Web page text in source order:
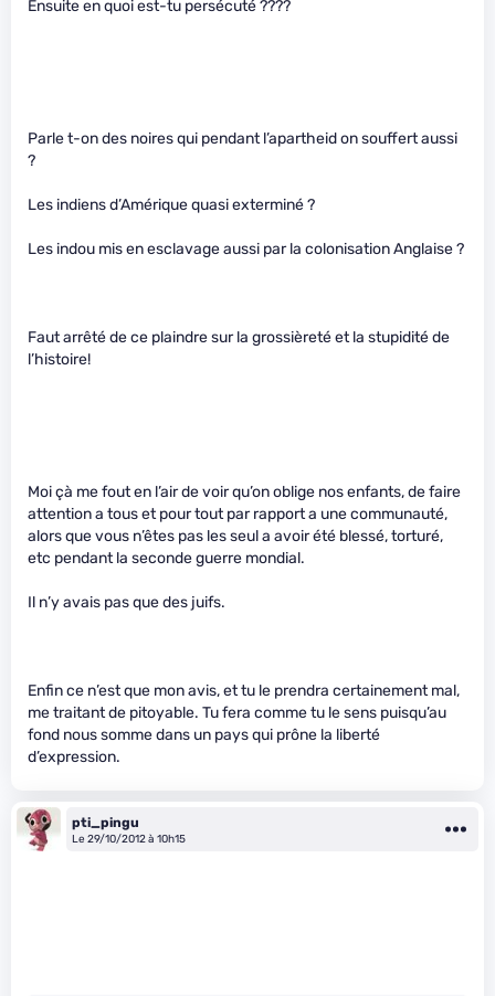
Ensuite en quoi est-tu persécuté ????
Parle t-on des noires qui pendant l’apartheid on souffert aussi
?
Les indiens d’Amérique quasi exterminé ?
Les indou mis en esclavage aussi par la colonisation Anglaise ?
Faut arrêté de ce plaindre sur la grossièreté et la stupidité de
l’histoire!
Moi çà me fout en l’air de voir qu’on oblige nos enfants, de faire
attention a tous et pour tout par rapport a une communauté,
alors que vous n’êtes pas les seul a avoir été blessé, torturé,
etc pendant la seconde guerre mondial.
Il n’y avais pas que des juifs.
Enfin ce n’est que mon avis, et tu le prendra certainement mal,
me traitant de pitoyable. Tu fera comme tu le sens puisqu’au
fond nous somme dans un pays qui prône la liberté
d’expression.
pti_pingu
Le 29/10/2012 à 10h15